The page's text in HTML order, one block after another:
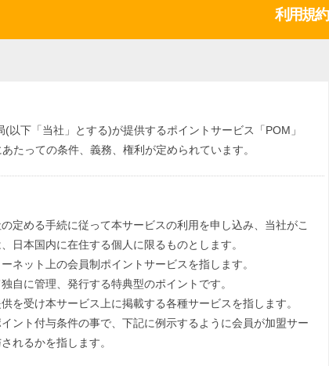
利用規約
下「当社」とする)が提供するポイントサービス「POM」
たっての条件、義務、権利が定められています。
定める手続に従って本サービスの利用を申し込み、当社がこ
日本国内に在住する個人に限るものとします。
ネット上の会員制ポイントサービスを指します。
自に管理、発行する特典型のポイントです。
を受け本サービス上に掲載する各種サービスを指します。
ント付与条件の事で、下記に例示するように会員が加盟サー
れるかを指します。